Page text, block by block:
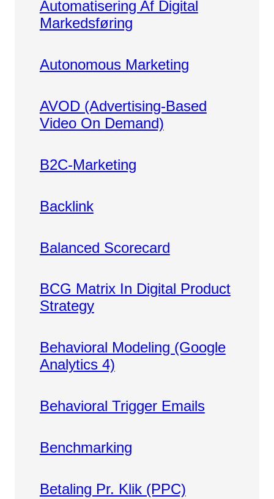
Automatisering Af Digital
Markedsføring
Autonomous Marketing
AVOD (Advertising-Based
Video On Demand)
B2C-Marketing
Backlink
Balanced Scorecard
BCG Matrix In Digital Product
Strategy
Behavioral Modeling (Google
Analytics 4)
Behavioral Trigger Emails
Benchmarking
Betaling Pr. Klik (PPC)